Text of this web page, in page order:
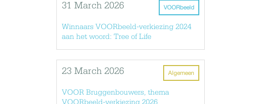
VOORbeeld
31 March 2026
Winnaars VOORbeeld-verkiezing 2024
aan het woord: Tree of Life
Algemeen
23 March 2026
VOOR Bruggenbouwers, thema